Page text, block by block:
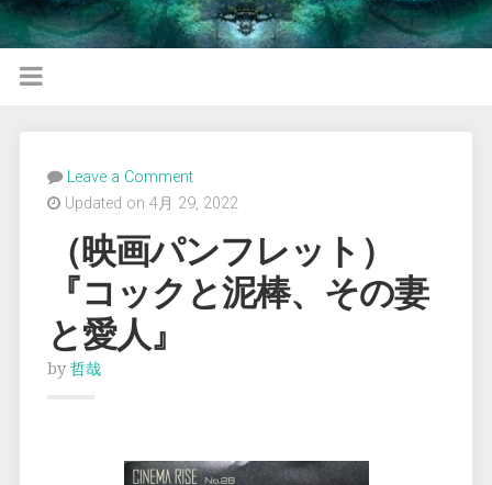
Leave a Comment
Updated on 4月 29, 2022
（映画パンフレット）
『コックと泥棒、その妻
と愛人』
by 哲哉